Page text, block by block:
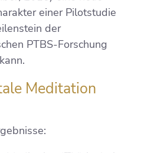
einer Pilotstudie
der
PTBS-Forschung
Meditation